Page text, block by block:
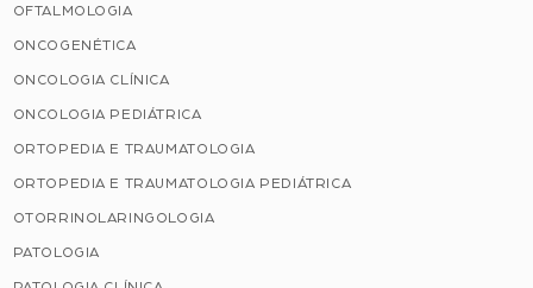
OFTALMOLOGIA
ONCOGENÉTICA
ONCOLOGIA CLÍNICA
ONCOLOGIA PEDIÁTRICA
ORTOPEDIA E TRAUMATOLOGIA
ORTOPEDIA E TRAUMATOLOGIA PEDIÁTRICA
OTORRINOLARINGOLOGIA
PATOLOGIA